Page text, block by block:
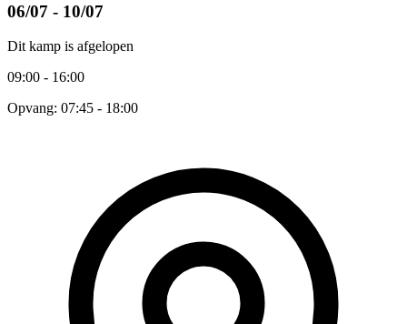
06/07 - 10/07
Dit kamp is afgelopen
09:00 - 16:00
Opvang: 07:45 - 18:00